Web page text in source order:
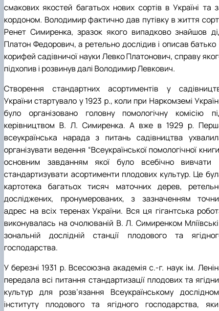
смакових якостей багатьох нових сортів в Україні та
кордоном. Володимир фактично дав путівку в життя
Ренет Симиренка, зразок якого випадково знайшов
Платон Федорович, а ретельно дослідив і описав батько
корифей садівничої науки Левко Платонович, справу
підхопив і розвинув далі Володимир Левкович.
Створення стандартних асортиментів у
України стартувало у 1923 р., коли при Наркомземі
було організовано головну помологічну комісію
керівництвом В. Л. Симиренка. А вже в 1929 р.
всеукраїнська нарада з питань садівництва
організувати ведення “Всеукраїнської помологічної
основним завданням якої було всебічно вивчати
стандартизувати асортименти плодових культур. Це
картотека багатьох тисяч маточних дерев,
досліджених, пронумерованих, з зазначенням
адрес на всіх теренах України. Вся ця гігантська
виконувалась на очолюваній В. Л. Симиренком
зональній дослідній станції плодового та
господарства.
У березні 1931 р. Всесоюзна академія с.-г. наук ім.
передала всі питання стандартизації плодових та
культур для розв’язання Всеукраїнському
інституту плодового та ягідного господарства,